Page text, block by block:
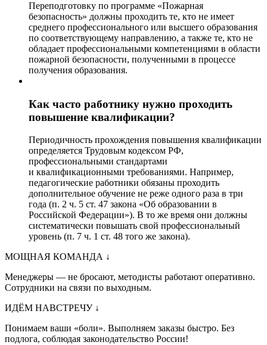
Переподготовку по программе «Пожарная
безопасность» должны проходить те, кто не имеет
среднего профессионального или высшего образования
по соответствующему направлению, а также те, кто не
обладает профессиональными компетенциями в области
пожарной безопасности, полученными в процессе
получения образования.
Как часто работнику нужно проходить
повышение квалификации?
Периодичность прохождения повышения квалификации
определяется Трудовым кодексом РФ,
профессиональными стандартами
и квалификационными требованиями. Например,
педагогические работники обязаны проходить
дополнительное обучение не реже одного раза в три
года (п. 2 ч. 5 ст. 47 закона «Об образовании в
Российской Федерации»). В то же время они должны
систематически повышать свой профессиональный
уровень (п. 7 ч. 1 ст. 48 того же закона).
МОЩНАЯ КОМАНДА ↓
Менеджеры — не бросают, методисты работают оперативно.
Сотрудники на связи по выходным.
ИДЁМ НАВСТРЕЧУ ↓
Понимаем ваши «боли». Выполняем заказы быстро. Без
подлога, соблюдая законодательство России!